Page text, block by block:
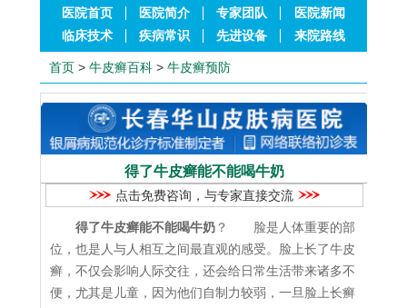
医院首页 医院简介 专家团队
医院新闻
临床技术
疾病常识 先进设备 来院路线
首页 > 牛皮癣百科 > 牛皮癣预防
得了牛皮癣能不能喝牛奶
点击免费咨询，与专家直接交流
得了牛皮癣能不能喝牛奶 ？ 脸是人体重要的部
位，也是人与人相互之间最直观的感受。脸上长了牛皮
癣，不仅会影响人际交往，还会给日常生活带来诸多不
便，尤其是儿童，因为他们自制力较弱，一旦脸上长癣